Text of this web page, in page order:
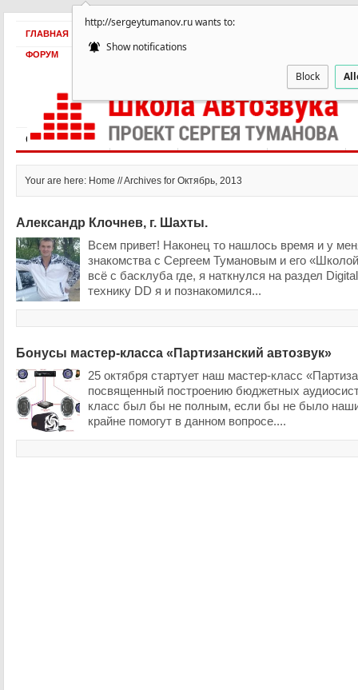
http://sergeytumanov.ru wants to:
Show notifications
Block
ГЛАВНАЯ
ФОРУМ
Статьи и видео Интервью Как оплатить? Заработать!
Your are here: Home // Archives for Октябрь, 2013
Александр Клочнев, г. Шахты.
Всем привет! Наконец то нашлось время и у
знакомства с Сергеем Тумановым и его
всё с басклуба где, я наткнулся на раздел
технику DD я и познакомился...
Бонусы мастер-класса «Партизанский автозвук»
25 октября стартует наш мастер-класс
посвященный построению бюджетных
класс был бы не полным, если бы не было
крайне помогут в данном вопросе....